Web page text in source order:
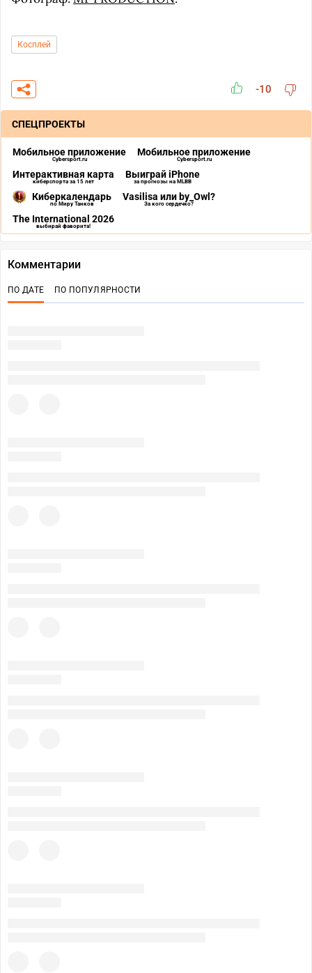
Косплей
-10
СПЕЦПРОЕКТЫ
Мобильное приложение
Cybersport.ru
Мобильное приложение
Cybersport.ru
Интерактивная карта
киберспорта за 15 лет
Выиграй iPhone
за прогнозы на MLBB
Киберкалендарь
по Миру Танков
Vasilisa или by_Owl?
За кого сердечко?
The International 2026
выбирай фаворита!
Комментарии
ПО ДАТЕ ПО ПОПУЛЯРНОСТИ